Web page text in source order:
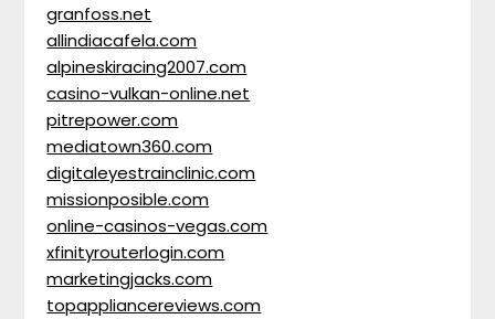
granfoss.net
allindiacafela.com
alpineskiracing2007.com
casino-vulkan-online.net
pitrepower.com
mediatown360.com
digitaleyestrainclinic.com
missionposible.com
online-casinos-vegas.com
xfinityrouterlogin.com
marketingjacks.com
topappliancereviews.com